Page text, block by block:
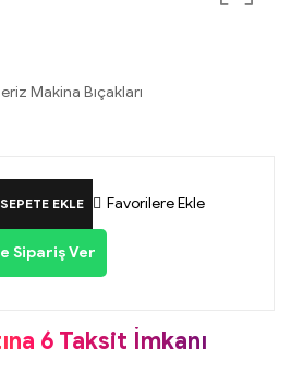
Makina Bıçakları
SEPETE EKLE Favorilere Ekle
Sipariş Ver
6 Taksit İmkanı